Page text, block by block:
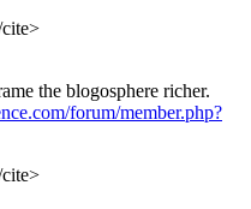
the blogosphere richer.
forum/member.php?